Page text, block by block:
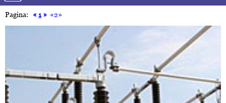
Pagina: «1» «2»